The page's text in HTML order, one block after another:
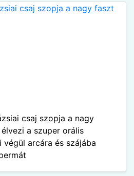
csaj szopja a nagy
a szuper orális
arcára és szájába